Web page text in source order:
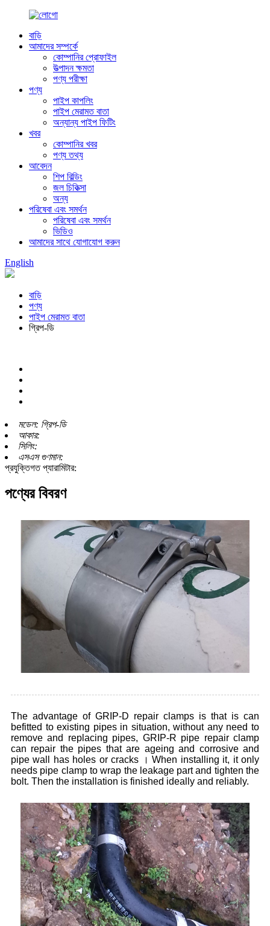
বাড়ি
আমাদের সম্পর্কে
কোম্পানির প্রোফাইল
উত্পাদন ক্ষমতা
পণ্য পরীক্ষা
পণ্য
পাইপ কাপলিং
পাইপ মেরামত বাতা
অন্যান্য পাইপ ফিটিং
খবর
কোম্পানির খবর
পণ্য তথ্য
আবেদন
শিপ বিল্ডিং
জল চিকিত্সা
অন্য
পরিষেবা এবং সমর্থন
পরিষেবা এবং সমর্থন
ভিডিও
আমাদের সাথে যোগাযোগ করুন
English
বাড়ি
পণ্য
পাইপ মেরামত বাতা
গ্রিপ-ডি
মডেল: গ্রিপ-ডি
আকার:
সিলিং:
এসএস গুণমান:
প্রযুক্তিগত প্যারামিটার:
পণ্যের বিবরণ
The advantage of GRIP-D repair clamps is that is can
befitted to existing pipes in situation, without any need to
remove and replacing pipes, GRIP-R pipe repair clamp
can repair the pipes that are ageing and corrosive and
pipe wall has holes or cracks । When installing it, it only
needs pipe clamp to wrap the leakage part and tighten the
bolt. Then the installation is finished ideally and reliably.